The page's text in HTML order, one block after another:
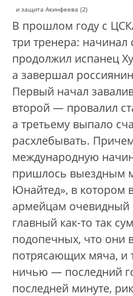
и защита Акинфеева (2)
В прошлом году с
три тренера: начинал
продолжил испанец
а завершал
Первый начал
второй — провалил
а третьему выпало
расхлебывать.
международную
пришлось выездным
Юнайтед», в котором
армейцам очевидный
главный как-то так
подопечных, что они
потрясающих мяча, и
ничью — последний
последней минуте,